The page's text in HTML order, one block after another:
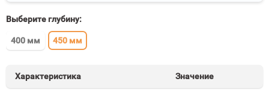
Выберите глубину:
400 мм 450 мм
Характеристика Значение